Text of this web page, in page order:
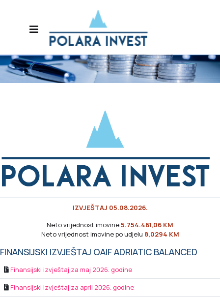
IZVJEŠTAJ 05.08.2026.
Neto vrijednost imovine5.754.461,06 KM
Neto vrijednost imovine po udjelu 8,0294 KM
FINANSIJSKI IZVJEŠTAJ OAIF ADRIATIC BALANCED
Finansijski izvještaj za maj 2026. godine
Finansijski izvještaj za april 2026. godine